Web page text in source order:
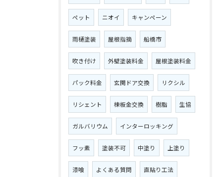
ペット ニオイ キャンペーン
雨樋塗装 屋根指摘 船橋市
吹き付け 外壁塗装料金 屋根塗装料金
パック料金 玄関ドア交換 リクシル
リシェント 棟板金交換 樹脂 生協
ガルバリウム インターロッキング
フッ素 塗装不可 中塗り 上塗り
漆喰 よくある質問 直貼り工法